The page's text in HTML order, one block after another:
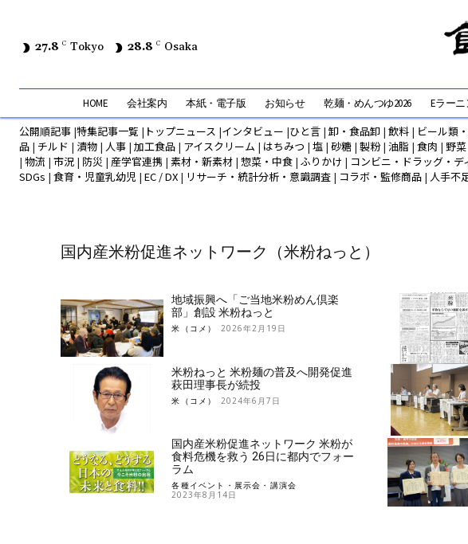
27.8 C Tokyo 28.8 C Osaka
HOME 会社案内 本紙・電子版 お知らせ 乾麺・めんつゆ2026 Eラー
公開順記事 |特集記事一覧 | トップニュース |インタビュー |ひと言 |卸・食品卸 | 飲料 | ビール類
品 | チルド | 漬物 | 人事 | 加工食品 | アイスクリーム | はちみつ | 塩 | 砂糖 | 製粉| 油脂 | 食肉 | 野菜
| 物流 | 市況 | 防災 | 産学官連携 | 素材・新素材 | 惣菜・中食 | ふりかけ | コンビニ・ドラッグ・デ
SDGs | 食育・児童乳幼児 | EC / DX | リサーチ・統計分析・意識調査 | コラボ・監修商品 | 人手不
国内産米粉促進ネットワーク（米粉ねっと）
地域振興へ「ご当地米粉めん倶楽
部」創設 米粉ねっと
米（コメ） 2026年2月19日
米粉ねっと 米粉麺の普及へ開発促進
萩田理事長が続投
米（コメ） 2024年6月7日
国内産米粉促進ネットワーク 米粉が
食料危機を救う 26日に都内でフォー
ラム
各種イベント・展示会・講演会
2023年8月14日